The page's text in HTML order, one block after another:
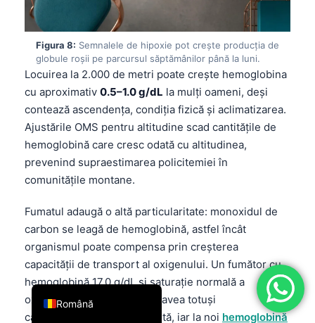
Figura 8: Semnalele de hipoxie pot crește producția de
globule roșii pe parcursul săptămânilor până la luni.
Locuirea la 2.000 de metri poate crește hemoglobina
cu aproximativ 0.5–1.0 g/dL la mulți oameni, deși
contează ascendența, condiția fizică și aclimatizarea.
Ajustările OMS pentru altitudine scad cantitățile de
hemoglobină care cresc odată cu altitudinea,
prevenind supraestimarea policitemiei în
comunitățile montane.
Fumatul adaugă o altă particularitate: monoxidul de
carbon se leagă de hemoglobină, astfel încât
organismul poate compensa prin creșterea
capacității de transport al oxigenului. Un fumător cu
hemoglobină 17,0 g/dL și saturație normală a
oxigenului în cabinet poate avea totuși
carboxihemoglobină crescută, iar la noi hemoglobină
Română
English
Deutsch
العربية
Français
עִבְרִית
Italiano
Español
Português
Ελληνικά
Türkçe
简体中文